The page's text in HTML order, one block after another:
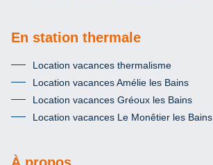
En station thermale
Location vacances thermalisme
Location vacances Amélie les Bains
Location vacances Gréoux les Bains
Location vacances Le Monêtier les Bains